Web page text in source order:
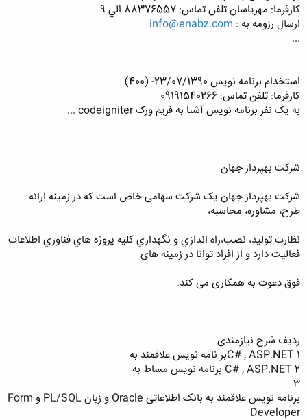
کارفرما: مهریاسان تلفن تماس: 88376557 الي 9
ارسال رزومه به : info@enabz.com
...
استخدام برنامه نویس 23/07/1390- (400)
کارفرما: تلفن تماس: 09191540266
به یک نفر برنامه نویس آشنا به فریم ورک codeigniter ...
شرکت بهپرداز جهان
شرکت بهپرداز جهان یک شرکت سهامی خاص است که در زمینه ارائه
طرح، مشاوره، محاسبه،
نظارت توليد، نصب،راه اندازي و نگهداري کليه پروژه هاي فناوري اطلاعات
فعالیت دارد و از افراد توانا در زمینه های
فوق دعوت به همکاری می کند.
ردیف شرح نیازمندی
1 C# , ASP.NETبر نامه نویس علاقمند به
2 C# , ASP.NET برنامه نویس مساط به
3
برنامه نویس علاقمند به بانک اطلاعاتی Oracle و زبان PL/SQL و Form
Developer